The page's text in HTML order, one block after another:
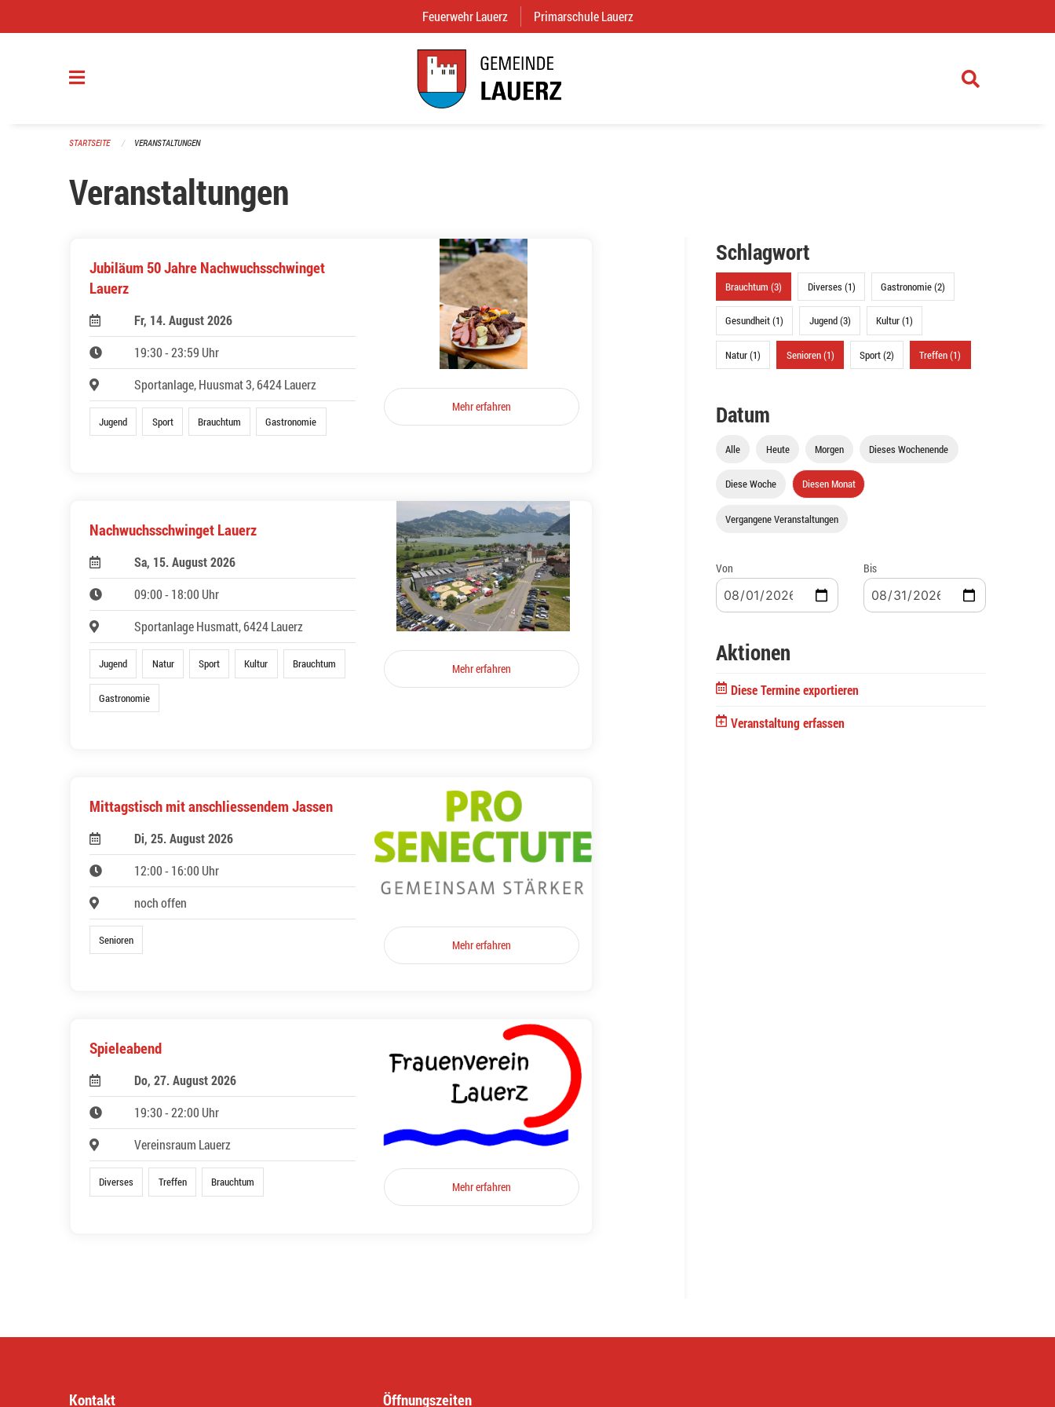
Feuerwehr Lauerz (External Link)
Primarschule Lauerz
STARTSEITE VERANSTALTUNGEN
Veranstaltungen
Jubiläum 50 Jahre Nachwuchsschwinget
Lauerz
Fr, 14. August 2026
19:30 - 23:59 Uhr
Sportanlage, Huusmat 3, 6424 Lauerz
Jugend Sport Brauchtum Gastronomie
Mehr erfahren
Nachwuchsschwinget Lauerz
Sa, 15. August 2026
09:00 - 18:00 Uhr
Sportanlage Husmatt, 6424 Lauerz
Jugend Natur Sport Kultur Brauchtum
Gastronomie
Mehr erfahren
Mittagstisch mit anschliessendem Jassen
Di, 25. August 2026
12:00 - 16:00 Uhr
noch offen
Senioren Mehr erfahren
Spieleabend
Do, 27. August 2026
19:30 - 22:00 Uhr
Vereinsraum Lauerz
Diverses Treffen Brauchtum Mehr erfahren
Schlagwort
Brauchtum (3) Diverses (1) Gastronomie (2)
Gesundheit (1) Jugend (3) Kultur (1)
Natur (1) Senioren (1) Sport (2) Treffen (1)
Datum
Alle Heute Morgen Dieses Wochenende
Diese Woche Diesen Monat
Vergangene Veranstaltungen
Von Bis
Aktionen
Diese Termine exportieren
Veranstaltung erfassen
Kontakt Öffnungszeiten